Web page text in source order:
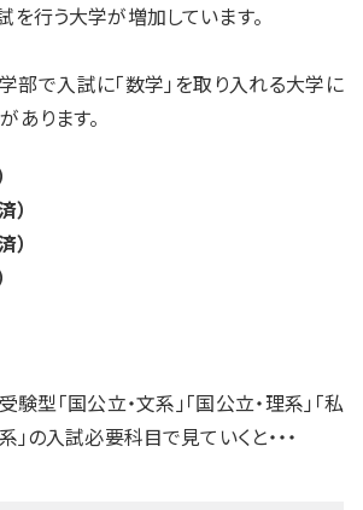
を行う大学が増加しています。
部で入試に「数学」を取り入れる大学に
あります。
）
）
型「国公立・文系」「国公立・理系」「私
」の入試必要科目で見ていくと・・・